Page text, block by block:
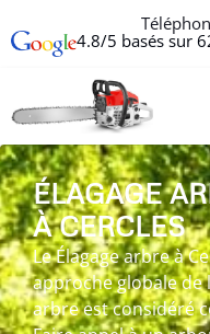
4.8/5 basés sur
ÉLAGAGE
À CERCLES
Le Élagage arbre à
approche globale de
arbre est considéré